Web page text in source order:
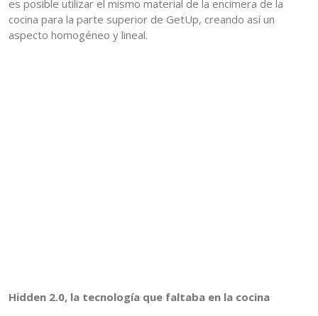
es posible utilizar el mismo material de la encimera de la
cocina para la parte superior de GetUp, creando así un
aspecto homogéneo y lineal.
Hidden 2.0, la tecnología que faltaba en la cocina